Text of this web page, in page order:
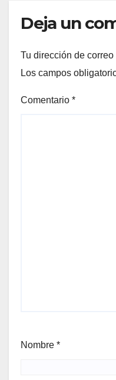
Deja un
Tu dirección de
Los campos
Comentario *
Nombre *